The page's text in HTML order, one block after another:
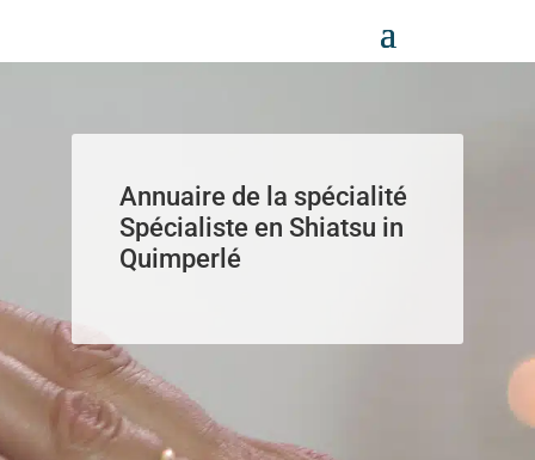
Annuaire de la spécialité
Spécialiste en Shiatsu in
Quimperlé